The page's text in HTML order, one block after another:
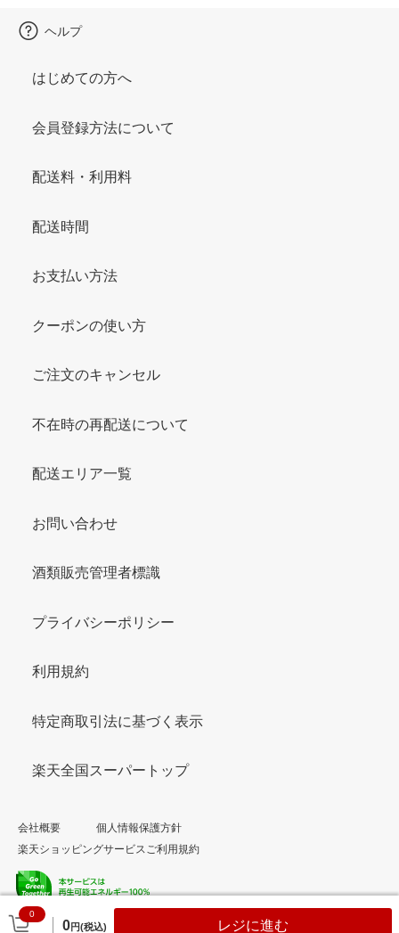
0
0円(税込) レジに進む
ヘルプ
はじめての方へ
会員登録方法について
配送料・利用料
配送時間
お支払い方法
クーポンの使い方
ご注文のキャンセル
不在時の再配送について
配送エリア一覧
お問い合わせ
酒類販売管理者標識
プライバシーポリシー
利用規約
特定商取引法に基づく表示
楽天全国スーパートップ
会社概要
個人情報保護方針
楽天ショッピングサービスご利用規約
© Rakuten Group, Inc.